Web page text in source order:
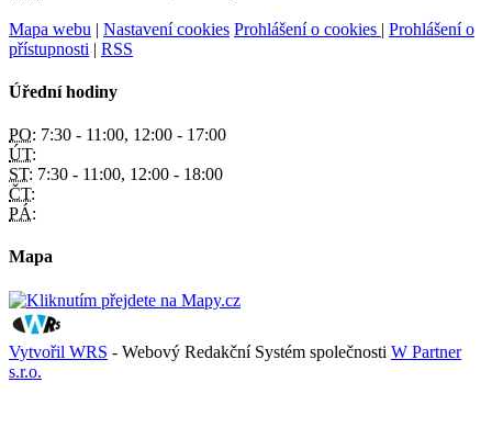
Mapa webu | Nastavení cookies Prohlášení o cookies | Prohlášení o
přístupnosti | RSS
Úřední hodiny
PO: 7:30 - 11:00, 12:00 - 17:00
ÚT:
ST: 7:30 - 11:00, 12:00 - 18:00
ČT:
PÁ:
Mapa
Vytvořil WRS - Webový Redakční Systém společnosti W Partner
s.r.o.